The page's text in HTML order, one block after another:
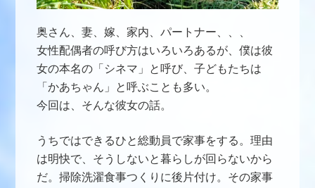
奥さん、妻、嫁、家内、パートナー、、、
女性配偶者の呼び方はいろいろあるが、僕は彼
女の本名の「シネマ」と呼び、子どもたちは
「かあちゃん」と呼ぶことも多い。
今回は、そんな彼女の話。
うちではできるひと総動員で家事をする。理由
は明快で、そうしないと暮らしが回らないから
だ。掃除洗濯食事つくりに後片付け。その家事